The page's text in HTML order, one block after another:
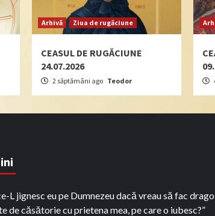
Arhivă Ziua de rugăciune
CEASUL DE RUGĂCIUNE
24.07.2026
2 săptămâni ago Teodor
L jignesc eu pe Dumnezeu dacă vreau să fac
de căsătorie cu prietena mea, pe care o iubesc?”